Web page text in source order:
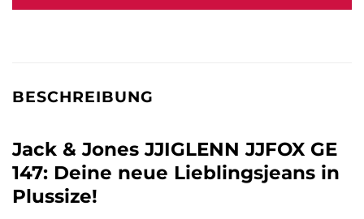
BESCHREIBUNG
Jack & Jones JJIGLENN JJFOX GE
147: Deine neue Lieblingsjeans in
Plussize!